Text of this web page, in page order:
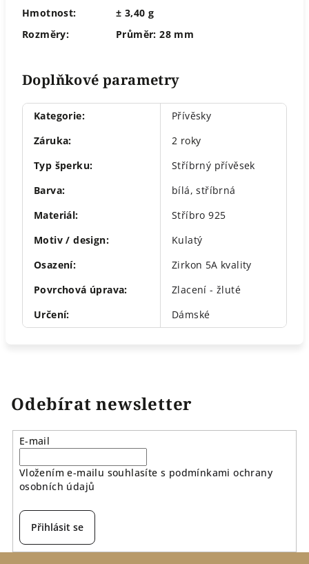
Hmotnost:
± 3,40 g
Rozměry:
Průměr: 28 mm
Doplňkové parametry
Kategorie:
Přívěsky
Záruka:
2 roky
Typ šperku:
Stříbrný přívěsek
Barva: bílá,stříbrná
Materiál:
Stříbro 925
Motiv / design:
Kulatý
Osazení:
Zirkon 5A kvality
Povrchová úprava:
Zlacení - žluté
Určení: Dámské
Odebírat newsletter
E-mail
Vložením e-mailu souhlasíte s podmínkami ochrany
osobních údajů
Přihlásit se